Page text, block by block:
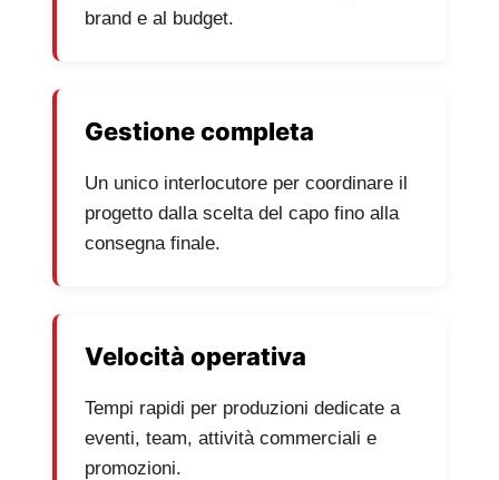
brand e al budget.
Gestione completa
Un unico interlocutore per coordinare il
progetto dalla scelta del capo fino alla
consegna finale.
Velocità operativa
Tempi rapidi per produzioni dedicate a
eventi, team, attività commerciali e
promozioni.